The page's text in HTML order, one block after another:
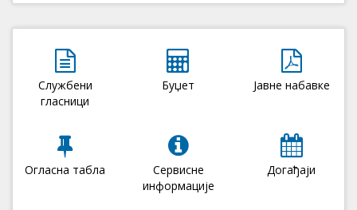
Службени
гласници
Буџет Јавне набавке
Огласна табла
Сервисне
информације
Догађаји